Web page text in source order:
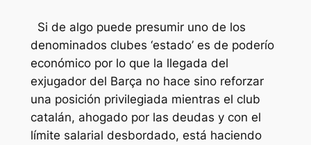
Si de algo puede presumir uno de los
denominados clubes ‘estado’ es de poderío
económico por lo que la llegada del
exjugador del Barça no hace sino reforzar
una posición privilegiada mientras el club
catalán, ahogado por las deudas y con el
límite salarial desbordado, está haciendo